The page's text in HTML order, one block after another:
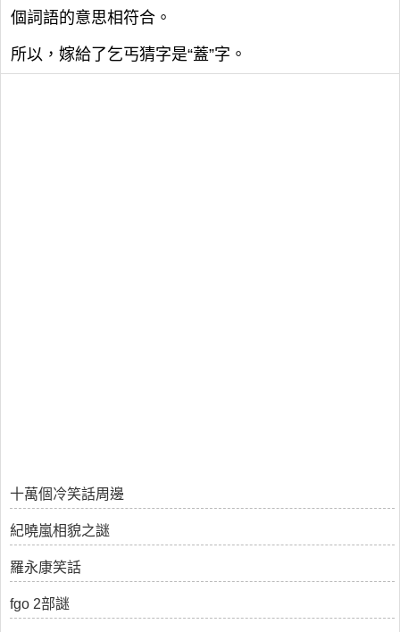
個詞語的意思相符合。
所以，嫁給了乞丐猜字是“蓋”字。
十萬個冷笑話周邊
紀曉嵐相貌之謎
羅永康笑話
fgo 2部謎